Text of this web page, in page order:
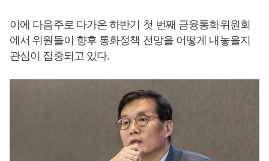
이에 다음주로 다가온 하반기 첫 번째 금융통화위원회
에서 위원들이 향후 통화정책 전망을 어떻게 내놓을지
관심이 집중되고 있다.